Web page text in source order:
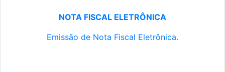
NOTA FISCAL ELETRÔNICA
Emissão de Nota Fiscal Eletrônica.